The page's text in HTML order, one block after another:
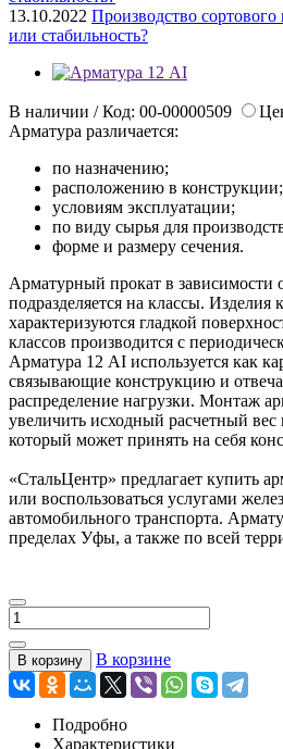
13.10.2022 Производство сортового
или стабильность?
В наличии / Код: 00-00000509
Арматура различается:
по назначению;
расположению в конструкции;
условиям эксплуатации;
по виду сырья для
форме и размеру сечения.
Арматурный прокат в зависимости
подразделяется на классы.
характеризуются гладкой
классов производится с
Арматура 12 АI используется как
связывающие конструкцию и
распределение нагрузки. Монтаж
увеличить исходный расчетный вес
который может принять на себя
«СтальЦентр» предлагает купить
или воспользоваться услугами
автомобильного транспорта.
пределах Уфы, а также по всей
В корзину В корзине
Подробно
Характеристики